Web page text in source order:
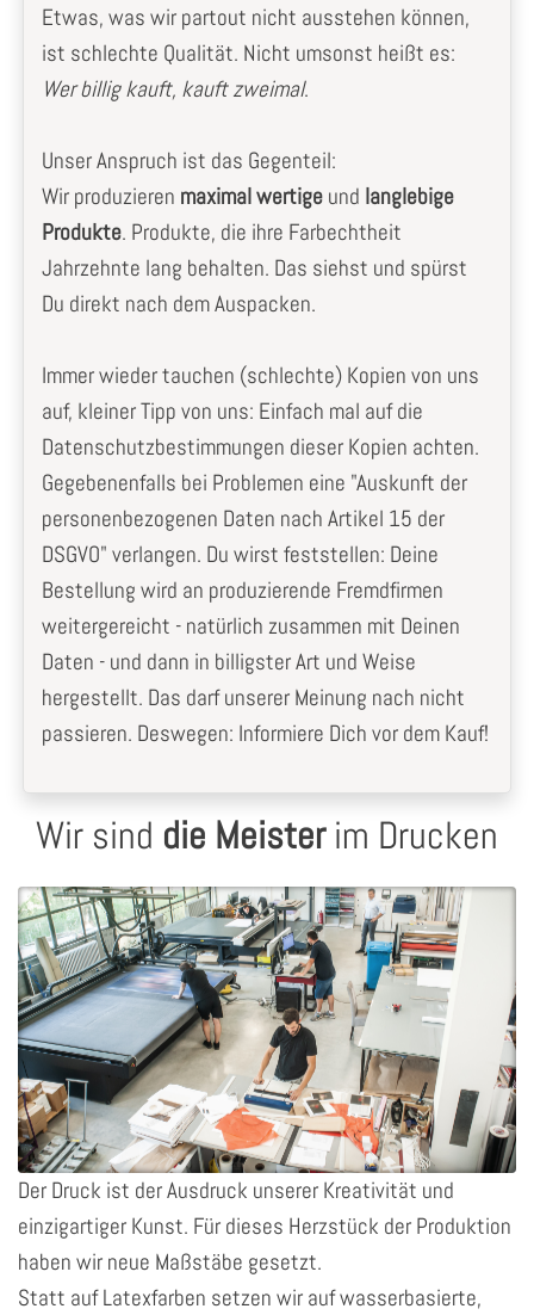
Etwas, was wir partout nicht ausstehen können,
ist schlechte Qualität. Nicht umsonst heißt es:
Wer billig kauft, kauft zweimal.
Unser Anspruch ist das Gegenteil:
Wir produzieren maximal wertigeund langlebige
Produkte. Produkte, die ihre Farbechtheit
Jahrzehnte lang behalten. Das siehst und spürst
Du direkt nach dem Auspacken.
Immer wieder tauchen (schlechte) Kopien von uns
auf, kleiner Tipp von uns: Einfach mal auf die
Datenschutzbestimmungen dieser Kopien achten.
Gegebenenfalls bei Problemen eine "Auskunft der
personenbezogenen Daten nach Artikel 15 der
DSGVO" verlangen. Du wirst feststellen: Deine
Bestellung wird an produzierende Fremdfirmen
weitergereicht - natürlich zusammen mit Deinen
Daten - und dann in billigster Art und Weise
hergestellt. Das darf unserer Meinung nach nicht
passieren. Deswegen: Informiere Dich vor dem Kauf!
Wir sind die Meisterim Drucken
Der Druck ist der Ausdruck unserer Kreativität und
einzigartiger Kunst. Für dieses Herzstück der Produktion
haben wir neue Maßstäbe gesetzt.
Statt auf Latexfarben setzen wir auf wasserbasierte,